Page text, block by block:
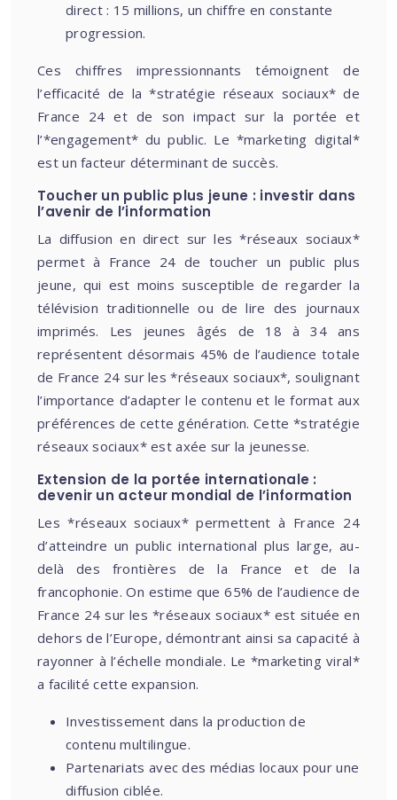
direct : 15 millions, un chiffre en constante
progression.
Ces chiffres impressionnants témoignent de
l’efficacité de la *stratégie réseaux sociaux* de
France 24 et de son impact sur la portée et
l’*engagement* du public. Le *marketing digital*
est un facteur déterminant de succès.
Toucher un public plus jeune : investir dans
l’avenir de l’information
La diffusion en direct sur les *réseaux sociaux*
permet à France 24 de toucher un public plus
jeune, qui est moins susceptible de regarder la
télévision traditionnelle ou de lire des journaux
imprimés. Les jeunes âgés de 18 à 34 ans
représentent désormais 45% de l’audience totale
de France 24 sur les *réseaux sociaux*, soulignant
l’importance d’adapter le contenu et le format aux
préférences de cette génération. Cette *stratégie
réseaux sociaux* est axée sur la jeunesse.
Extension de la portée internationale :
devenir un acteur mondial de l’information
Les *réseaux sociaux* permettent à France 24
d’atteindre un public international plus large, au-
delà des frontières de la France et de la
francophonie. On estime que 65% de l’audience de
France 24 sur les *réseaux sociaux* est située en
dehors de l’Europe, démontrant ainsi sa capacité à
rayonner à l’échelle mondiale. Le *marketing viral*
a facilité cette expansion.
Investissement dans la production de
contenu multilingue.
Partenariats avec des médias locaux pour une
diffusion ciblée.